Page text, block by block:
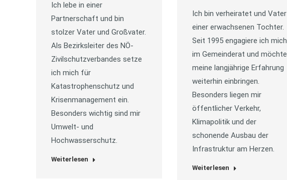
Ich bin verheiratet und Vater
einer erwachsenen Tochter.
Seit 1995 engagiere ich mich
im Gemeinderat und möchte
meine langjährige Erfahrung
weiterhin einbringen.
Besonders liegen mir
öffentlicher Verkehr,
Klimapolitik und der
schonende Ausbau der
Infrastruktur am Herzen.
Weiterlesen
Ich lebe in einer
Partnerschaft und bin
stolzer Vater und Großvater.
Als Bezirksleiter des NÖ-
Zivilschutzverbandes setze
ich mich für
Katastrophenschutz und
Krisenmanagement ein.
Besonders wichtig sind mir
Umwelt- und
Hochwasserschutz.
Weiterlesen